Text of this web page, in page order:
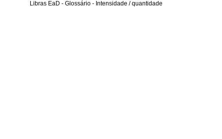
Libras EaD - Glossário - Intensidade / quantidade